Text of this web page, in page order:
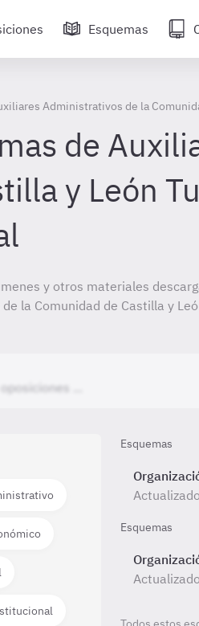
Esquemas
Administrativos de la
de
y León
y otros materiales
la Comunidad de Castilla y
Esquemas
Esquemas